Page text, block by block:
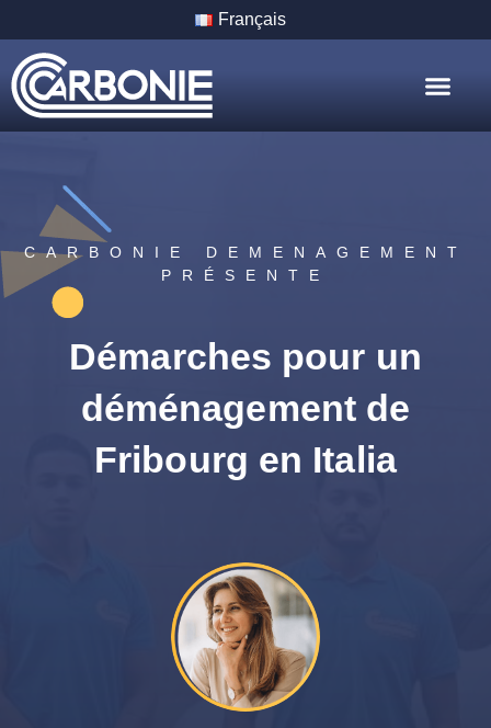
Français
CARBONIE DEMENAGEMENT
PRÉSENTE
Démarches pour un
déménagement de
Fribourg en Italia